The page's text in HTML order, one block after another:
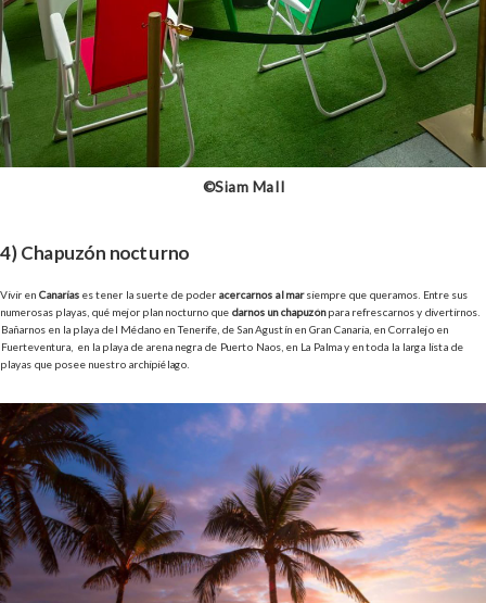
©Siam Mall
4) Chapuzón nocturno
Vivir en Canarias es tener la suerte de poder acercarnos al marsiempre que queramos. Entre sus
numerosas playas, qué mejor plan nocturno que darnos un chapuzónpara refrescarnos y divertirnos.
Bañarnos en la playa del Médano en Tenerife, de San Agustín en Gran Canaria, en Corralejo en
Fuerteventura, en la playa de arena negra de Puerto Naos, en La Palma y en toda la larga lista de
playas que posee nuestro archipiélago.